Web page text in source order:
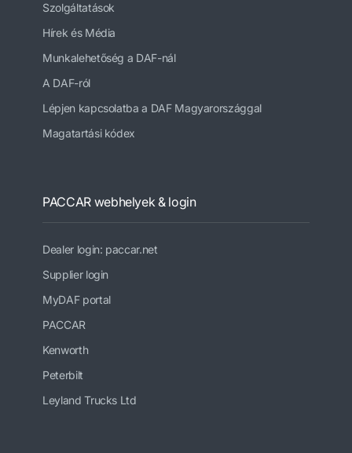
Szolgáltatások
Hírek és Média
Munkalehetőség a DAF-nál
A DAF-ról
Lépjen kapcsolatba a DAF Magyarországgal
Magatartási kódex
PACCAR webhelyek & login
Dealer login: paccar.net
Supplier login
MyDAF portal
PACCAR
Kenworth
Peterbilt
Leyland Trucks Ltd